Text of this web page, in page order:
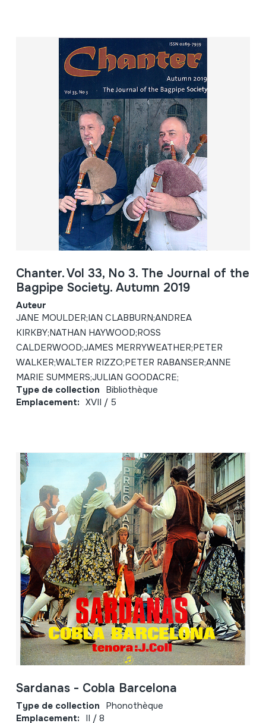
Chanter. Vol 33, No 3. The Journal of the
Bagpipe Society. Autumn 2019
Auteur
JANE MOULDER;IAN CLABBURN;ANDREA
KIRKBY;NATHAN HAYWOOD;ROSS
CALDERWOOD;JAMES MERRYWEATHER;PETER
WALKER;WALTER RIZZO;PETER RABANSER;ANNE
MARIE SUMMERS;JULIAN GOODACRE;
Type de collection Bibliothèque
Emplacement: XVII / 5
Sardanas - Cobla Barcelona
Type de collection Phonothèque
Emplacement: II / 8